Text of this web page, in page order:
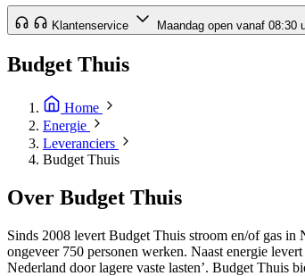
Klantenservice Maandag open vanaf 08:30
Budget Thuis
Home
Energie
Leveranciers
Budget Thuis
Over Budget Thuis
Sinds 2008 levert Budget Thuis stroom en/of gas
ongeveer 750 personen werken. Naast energie
Nederland door lagere vaste lasten’. Budget Thuis